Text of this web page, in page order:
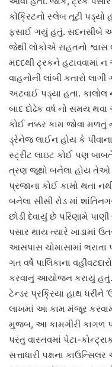
કોંક્રિટનો સ્લેબ તૂટી પડ્યો
ફસાઈ ગયું હતું. સદનસીબે આ
જેથી લોકોએ રાહતનો શ્વાસ
મદદથી ટ્રકને હટાવવામાં
વાહનોની લાંબી કતારો
અટવાઈ પડ્યા હતા. કાલોલ
બાદ દોઢેક વર્ષ નો સમય
કોઈ નક્કર કામ જોવા મળતું
ડ્રેનેજ લાઈન હોય કે
સ્ટ્રીટ લાઇટ કોઈ પણ
ત્રણ જૂથો બનેલા હોય તેઓ
પ્રજાના કોઈ કામો થતા
બનેલા સીસી રોડ માં
છોડી દેવાયું છે પરિણામે
પસાર થાય ત્યારે ખાડામાં
આસપાસ ચોમાસામાં ભરાતા
ગત વર્ષે પાલિકાના
કરવાનું આયોજન કરાયું
ટેન્ડર પ્રક્રિયા હાથ
લાખમાં આ કામ મંજૂર
મુજબ, આ કામગીરી કાગળ
પરંતુ વાસ્તવમાં પેટા-
સત્તાધારી પક્ષના